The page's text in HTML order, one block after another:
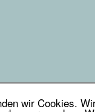
wir Cookies.